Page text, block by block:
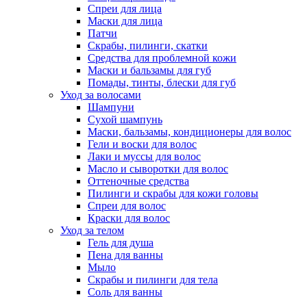
Спреи для лица
Маски для лица
Патчи
Скрабы, пилинги, скатки
Средства для проблемной кожи
Маски и бальзамы для губ
Помады, тинты, блески для губ
Уход за волосами
Шампуни
Сухой шампунь
Маски, бальзамы, кондиционеры для волос
Гели и воски для волос
Лаки и муссы для волос
Масло и сыворотки для волос
Оттеночные средства
Пилинги и скрабы для кожи головы
Спреи для волос
Краски для волос
Уход за телом
Гель для душа
Пена для ванны
Мыло
Скрабы и пилинги для тела
Соль для ванны